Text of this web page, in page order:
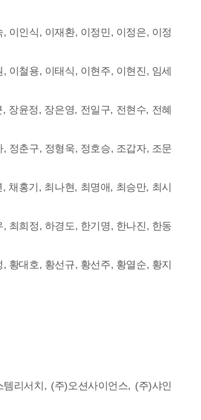
이인식, 이재환, 이정민, 이정은, 이정
이철용, 이태식, 이현주, 이현진, 임세
윤정, 장은영, 전일구, 전현수, 전혜
정춘구, 정형욱, 정호승, 조갑자, 조문
홍기, 최나현, 최명애, 최승만, 최시
최희정, 하경도, 한기명, 한나진, 한동
황대호, 황선규, 황선주, 황열순, 황지
리서치, (주)오션사이언스, (주)샤인